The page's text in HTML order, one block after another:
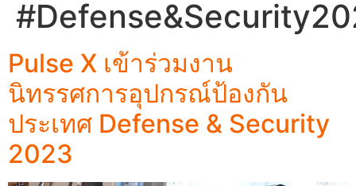
Pulse X เข้าร่วมงาน
นิทรรศการอุปกรณ์ป้องกัน
ประเทศ Defense & Security
2023